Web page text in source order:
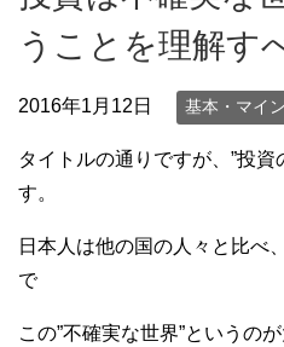
うことを理解す
2016年1月12日 基本・マイ
タイトルの通りですが、”投
す。
日本人は他の国の人々と比べ
で
この”不確実な世界”というの